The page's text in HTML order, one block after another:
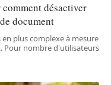
désactiver
document
plus complexe à mesure
Pour nombre d'utilisateurs